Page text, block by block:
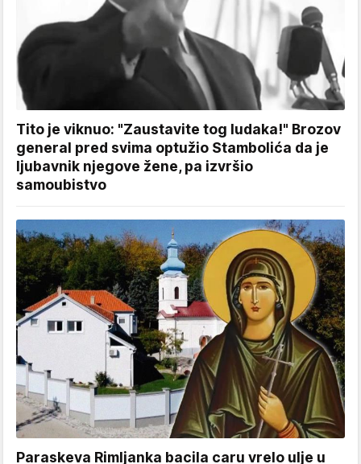
Tito je viknuo: "Zaustavite tog ludaka!" Brozov
general pred svima optužio Stambolića da je
ljubavnik njegove žene, pa izvršio
samoubistvo
Paraskeva Rimljanka bacila caru vrelo ulje u